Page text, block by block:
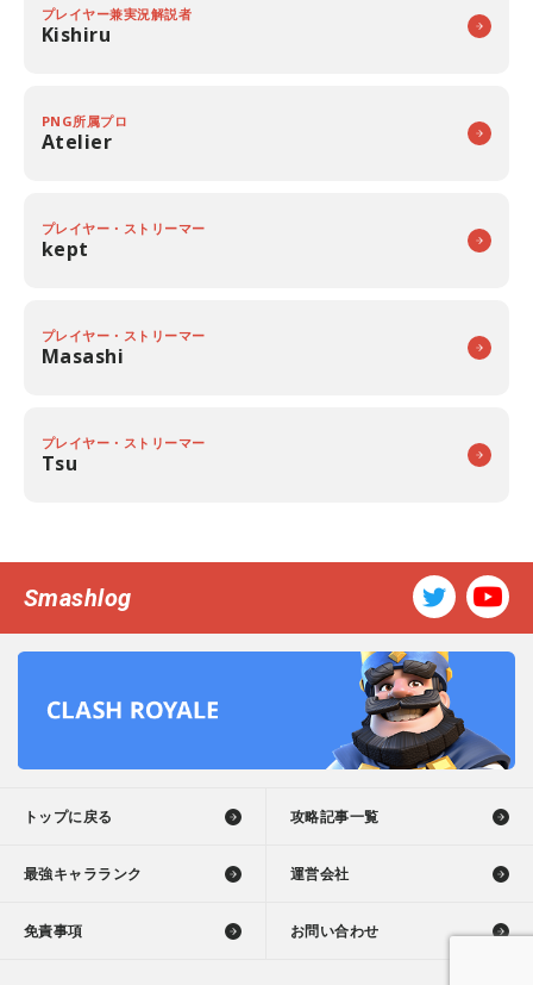
プレイヤー兼実況解説者
Kishiru
PNG所属プロ
Atelier
プレイヤー・ストリーマー
kept
プレイヤー・ストリーマー
Masashi
プレイヤー・ストリーマー
Tsu
Smashlog
トップに戻る 攻略記事一覧
最強キャラランク 運営会社
免責事項 お問い合わせ